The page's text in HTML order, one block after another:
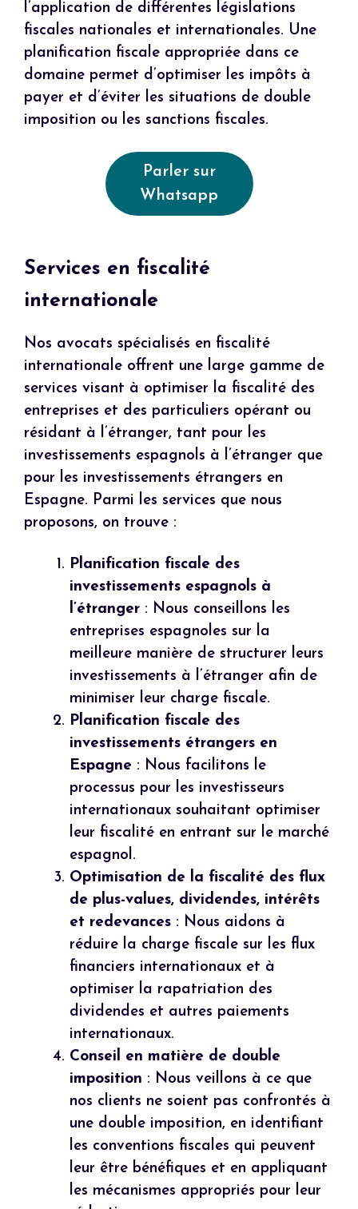
l’application de différentes législations
fiscales nationales et internationales. Une
planification fiscale appropriée dans ce
domaine permet d’optimiser les impôts à
payer et d’éviter les situations de double
imposition ou les sanctions fiscales.
Parler sur
Whatsapp
Services en fiscalité
internationale
Nos avocats spécialisés en fiscalité
internationale offrent une large gamme de
services visant à optimiser la fiscalité des
entreprises et des particuliers opérant ou
résidant à l’étranger, tant pour les
investissements espagnols à l’étranger que
pour les investissements étrangers en
Espagne. Parmi les services que nous
proposons, on trouve :
Planification fiscale des
investissements espagnols à
l’étranger : Nous conseillons les
entreprises espagnoles sur la
meilleure manière de structurer leurs
investissements à l’étranger afin de
minimiser leur charge fiscale.
Planification fiscale des
investissements étrangers en
Espagne : Nous facilitons le
processus pour les investisseurs
internationaux souhaitant optimiser
leur fiscalité en entrant sur le marché
espagnol.
Optimisation de la fiscalité des flux
de plus-values, dividendes, intérêts
et redevances : Nous aidons à
réduire la charge fiscale sur les flux
financiers internationaux et à
optimiser la rapatriation des
dividendes et autres paiements
internationaux.
Conseil en matière de double
imposition : Nous veillons à ce que
nos clients ne soient pas confrontés à
une double imposition, en identifiant
les conventions fiscales qui peuvent
leur être bénéfiques et en appliquant
les mécanismes appropriés pour leur